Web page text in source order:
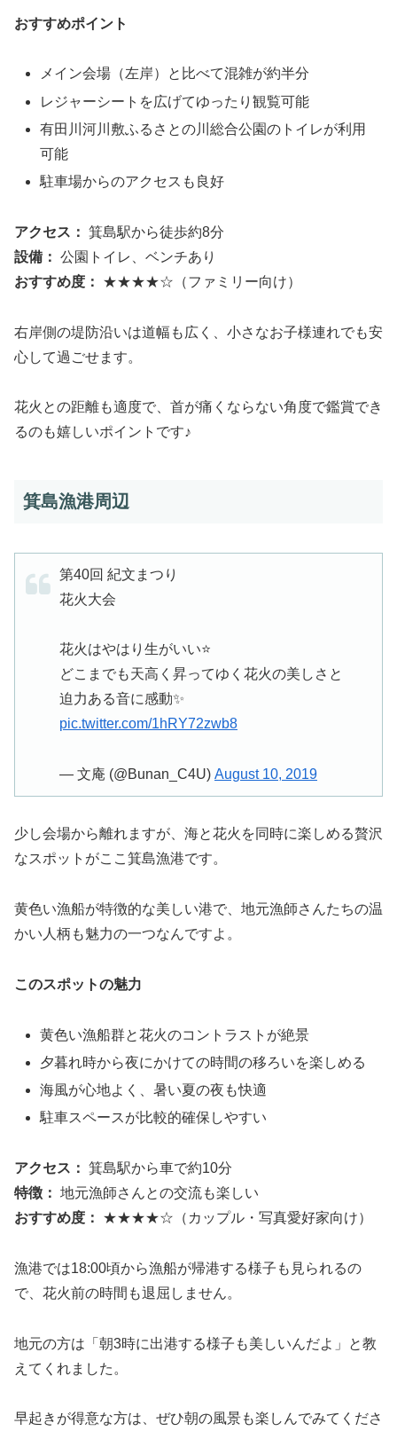
おすすめポイント
メイン会場（左岸）と比べて混雑が約半分
レジャーシートを広げてゆったり観覧可能
有田川河川敷ふるさとの川総合公園のトイレが利用
可能
駐車場からのアクセスも良好
アクセス： 箕島駅から徒歩約8分
設備： 公園トイレ、ベンチあり
おすすめ度：
★★★★☆（ファミリー向け）
右岸側の堤防沿いは道幅も広く、小さなお子様連れでも安
心して過ごせます。
花火との距離も適度で、首が痛くならない角度で鑑賞でき
るのも嬉しいポイントです♪
箕島漁港周辺
第40回 紀文まつり
花火大会
花火はやはり生がいい⭐️
どこまでも天高く昇ってゆく花火の美しさと
迫力ある音に感動✨
pic.twitter.com/1hRY72zwb8
— 文庵 (@Bunan_C4U) August 10, 2019
少し会場から離れますが、海と花火を同時に楽しめる贅沢
なスポットがここ箕島漁港です。
黄色い漁船が特徴的な美しい港で、地元漁師さんたちの温
かい人柄も魅力の一つなんですよ。
このスポットの魅力
黄色い漁船群と花火のコントラストが絶景
夕暮れ時から夜にかけての時間の移ろいを楽しめる
海風が心地よく、暑い夏の夜も快適
駐車スペースが比較的確保しやすい
アクセス： 箕島駅から車で約10分
特徴： 地元漁師さんとの交流も楽しい
おすすめ度：
★★★★☆（カップル・写真愛好家向け）
漁港では18:00頃から漁船が帰港する様子も見られるの
で、花火前の時間も退屈しません。
地元の方は「朝3時に出港する様子も美しいんだよ」と教
えてくれました。
早起きが得意な方は、ぜひ朝の風景も楽しんでみてくださ